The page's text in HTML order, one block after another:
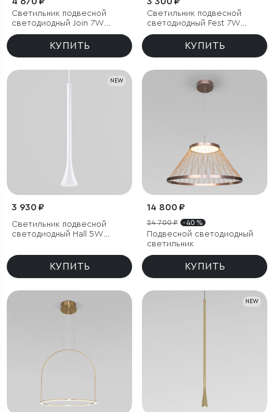
Светильник подвесной
светодиодный Join 7W
3000K латунь
КУПИТЬ
Светильник подвесной
светодиодный Fest 7W
3000K графит
КУПИТЬ
NEW
3 930 ₽
Светильник подвесной
светодиодный Hall 5W
КУПИТЬ
14 800 ₽
24 700 ₽ - 40 %
Подвесной светодиодный
светильник
КУПИТЬ
NEW